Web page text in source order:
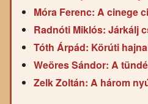
Móra Ferenc: A cinege
Radnóti Miklós: Járkálj
Tóth Árpád: Körúti
Weöres Sándor: A
Zelk Zoltán: A három